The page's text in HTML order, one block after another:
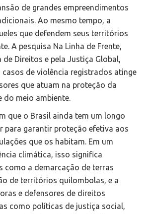
de grandes empreendimentos
Ao mesmo tempo, a
que defendem seus territórios
A pesquisa Na Linha de Frente,
de Direitos e pela Justiça Global,
casos de violência registrados atinge
que atuam na proteção da
meio ambiente.
que o Brasil ainda tem um longo
para garantir proteção efetiva aos
que os habitam. Em um
climática, isso significa
como a demarcação de terras
de territórios quilombolas, e a
e defensores de direitos
como políticas de justiça social,